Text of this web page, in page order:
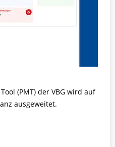
(PMT) der VBG wird auf
ausgeweitet.